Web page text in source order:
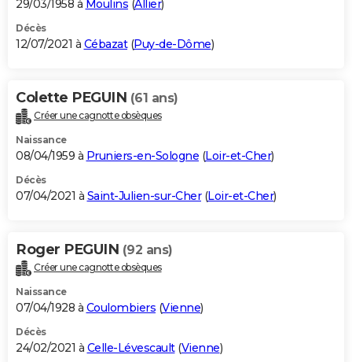
29/03/1958 à Moulins (Allier)
Décès
12/07/2021 à Cébazat(Puy-de-Dôme)
Colette PEGUIN (61 ans)
Créer une cagnotte obsèques
Naissance
08/04/1959 à Pruniers-en-Sologne (Loir-et-Cher)
Décès
07/04/2021 à Saint-Julien-sur-Cher(Loir-et-Cher)
Roger PEGUIN (92 ans)
Créer une cagnotte obsèques
Naissance
07/04/1928 à Coulombiers (Vienne)
Décès
24/02/2021 à Celle-Lévescault(Vienne)